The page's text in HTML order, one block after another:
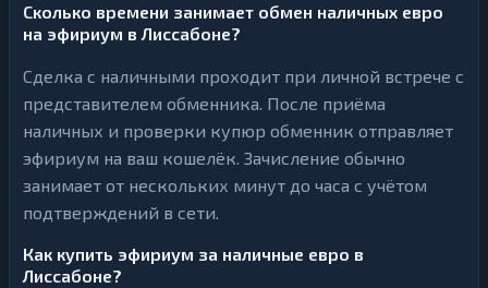
Сколько времени занимает обмен наличных евро
на эфириум в Лиссабоне?
Сделка с наличными проходит при личной встрече с
представителем обменника. После приёма
наличных и проверки купюр обменник отправляет
эфириум на ваш кошелёк. Зачисление обычно
занимает от нескольких минут до часа с учётом
подтверждений в сети.
Как купить эфириум за наличные евро в
Лиссабоне?